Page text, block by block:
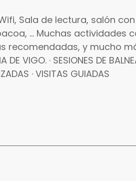
Sala de lectura, salón
... Muchas actividades
y mucho
VIGO. · SESIONES DE
· VISITAS GUIADAS